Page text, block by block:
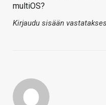
multiOS?
Kirjaudu sisään